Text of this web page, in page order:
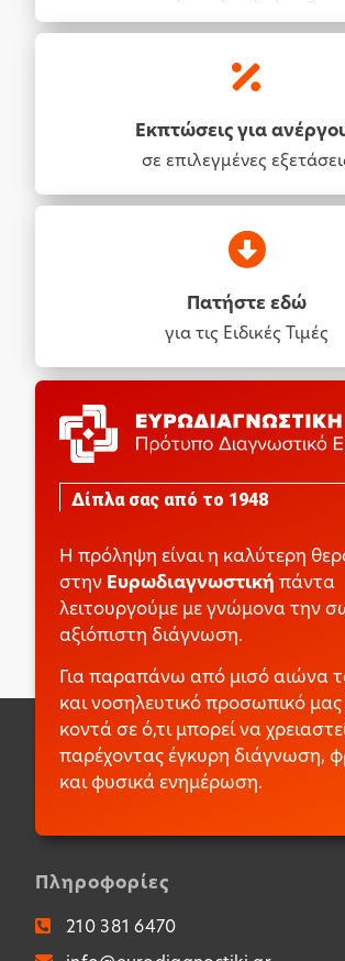
Εκπτώσεις για
σε επιλεγμένες
Πατήστε εδώ
για τις Ειδικές Τιμές
Δίπλα σας από το 1948
Η πρόληψη είναι η καλύτερη
στην Ευρωδιαγνωστική πάντα
λειτουργούμε με γνώμονα την
αξιόπιστη διάγνωση.
Για παραπάνω από μισό αιώνα
και νοσηλευτικό προσωπικό μας
κοντά σε ό,τι μπορεί να
παρέχοντας έγκυρη διάγνωση,
και φυσικά ενημέρωση.
Πληροφορίες
210 381 6470